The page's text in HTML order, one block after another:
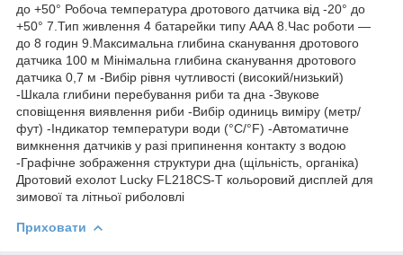
до +50° Робоча температура дротового датчика від -20° до
+50° 7.Тип живлення 4 батарейки типу ААА 8.Час роботи —
до 8 годин 9.Максимальна глибина сканування дротового
датчика 100 м Мінімальна глибина сканування дротового
датчика 0,7 м -Вибір рівня чутливості (високий/низький)
-Шкала глибини перебування риби та дна -Звукове
сповіщення виявлення риби -Вибір одиниць виміру (метр/
фут) -Індикатор температури води (°С/°F) -Автоматичне
вимкнення датчиків у разі припинення контакту з водою
-Графічне зображення структури дна (щільність, органіка)
Дротовий ехолот Lucky FL218CS-T кольоровий дисплей для
зимової та літньої риболовлі
Приховати